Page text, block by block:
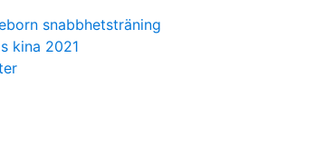
snabbhetsträning
kina 2021